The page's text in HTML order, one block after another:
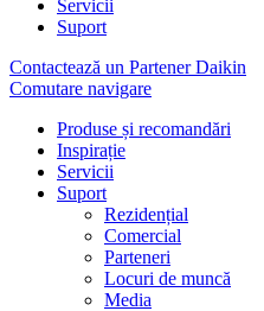
Servicii
Suport
Contactează un Partener Daikin
Comutare navigare
Produse și recomandări
Inspirație
Servicii
Suport
Rezidențial
Comercial
Parteneri
Locuri de muncă
Media